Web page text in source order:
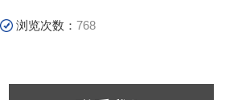
浏览次数：768